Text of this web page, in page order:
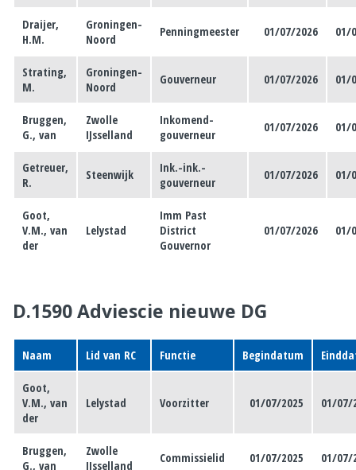
Draijer,
H.M.
Groningen-
Noord
Penningmeester 01/07/2026 01/
Strating,
M.
Groningen-
Noord
Gouverneur 01/07/2026 01/
Bruggen,
G., van
Zwolle
IJsselland
Inkomend-
gouverneur
01/07/2026 01/
Getreuer,
R.
Steenwijk
Ink.-ink.-
gouverneur
01/07/2026 01/
Goot,
V.M., van
der
Lelystad
Imm Past
District
Gouvernor
01/07/2026 01/
D.1590 Adviescie nieuwe DG
Naam Lid van RC Functie Begindatum
Goot,
V.M., van
der
Lelystad Voorzitter 01/07/2025 01/07/
Bruggen,
G., van
Zwolle
IJsselland
Commissielid 01/07/2025 01/07/